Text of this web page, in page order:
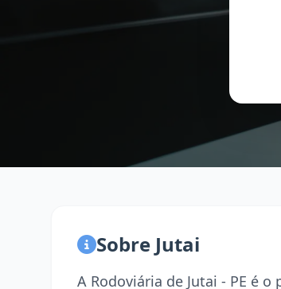
Sobre Jutai
A Rodoviária de Jutai - PE é